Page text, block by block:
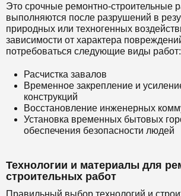
Это срочные ремонтно-строительные
выполняются после разрушений в
природных или техногенных
зависимости от характера
потребоваться следующие виды работ:
Расчистка завалов
Временное закрепление и
конструкций
Восстановление инженерных
Установка временных бытовых
обеспечения безопасности людей
Технологии и материалы для
строительных работ
Правильный выбор технологий и